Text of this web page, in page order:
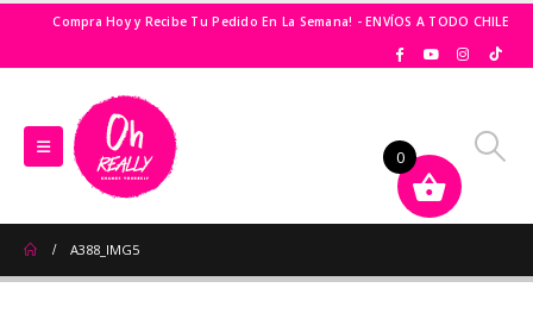
Compra Hoy y Recibe Tu Pedido En La Semana! - ENVÍOS A TODO CHILE
A388_IMG5
0